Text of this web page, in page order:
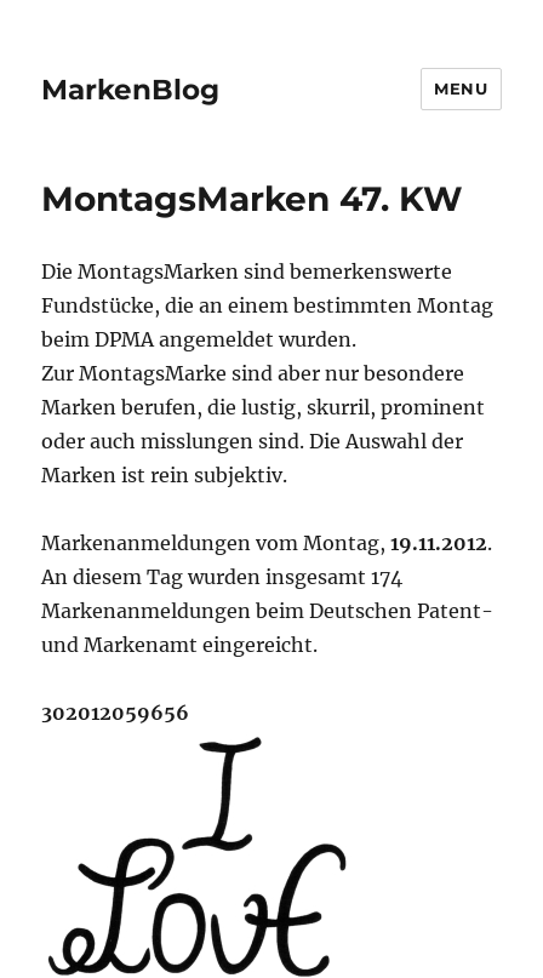
MarkenBlog MENU
MontagsMarken 47. KW
Die MontagsMarken sind bemerkenswerte
Fundstücke, die an einem bestimmten Montag
beim DPMA angemeldet wurden.
Zur MontagsMarke sind aber nur besondere
Marken berufen, die lustig, skurril, prominent
oder auch misslungen sind. Die Auswahl der
Marken ist rein subjektiv.
Markenanmeldungen vom Montag,19.11.2012.
An diesem Tag wurden insgesamt 174
Markenanmeldungen beim Deutschen Patent-
und Markenamt eingereicht.
302012059656